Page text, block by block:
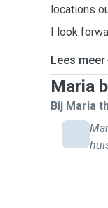
locations
I look
Lees meer
Maria
Bij Maria